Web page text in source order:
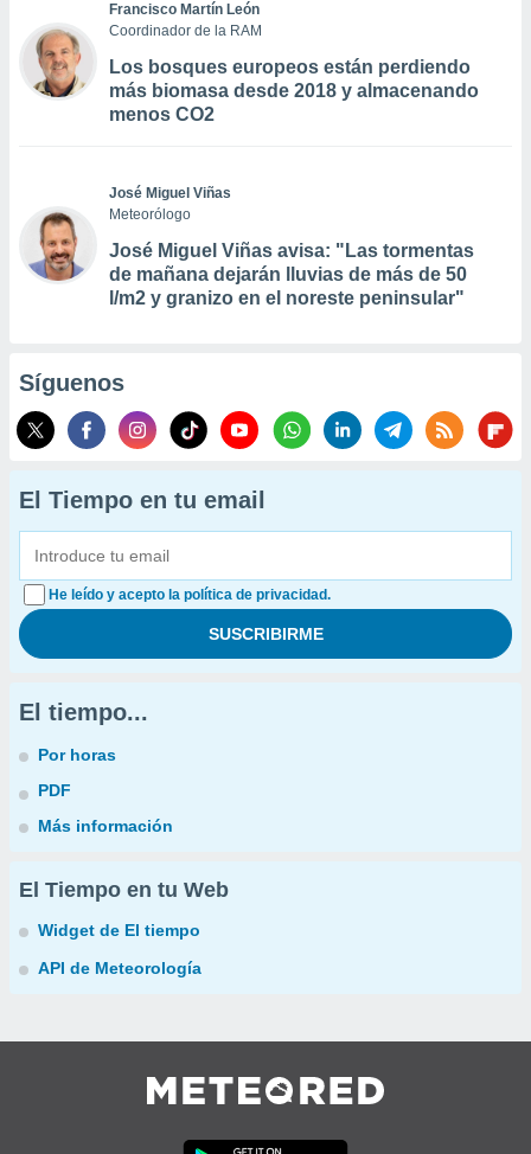
Francisco Martín León
Coordinador de la RAM
Los bosques europeos están perdiendo
más biomasa desde 2018 y almacenando
menos CO2
José Miguel Viñas
Meteorólogo
José Miguel Viñas avisa: "Las tormentas
de mañana dejarán lluvias de más de 50
l/m2 y granizo en el noreste peninsular"
Síguenos
El Tiempo en tu email
He leído y acepto la política de privacidad.
El tiempo...
Por horas
PDF
Más información
El Tiempo en tu Web
Widget de El tiempo
API de Meteorología